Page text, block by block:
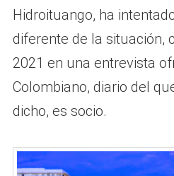
Hidroituango, ha
diferente de la situación,
2021 en una entrevista
Colombiano, diario del
dicho, es socio.